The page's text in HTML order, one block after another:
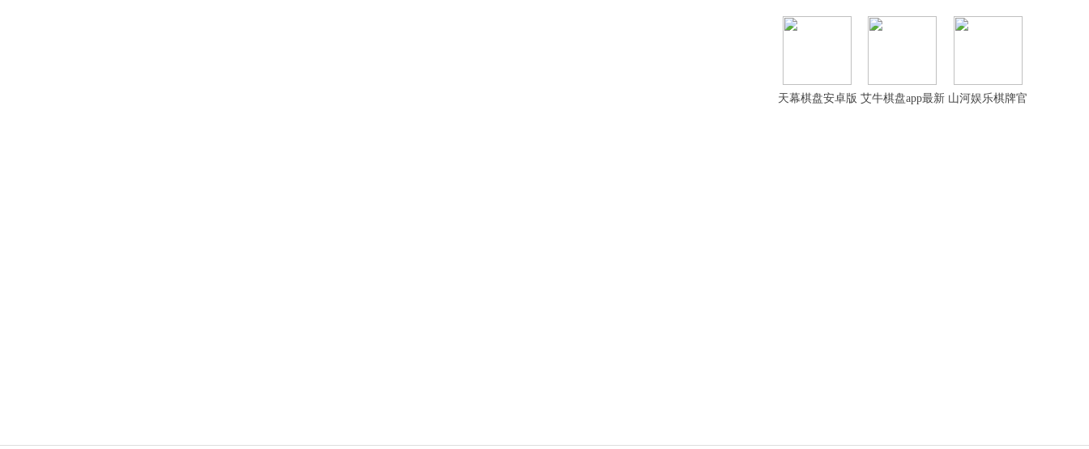
天幕棋盘安卓版 艾牛棋盘app最新 山河娱乐棋牌官